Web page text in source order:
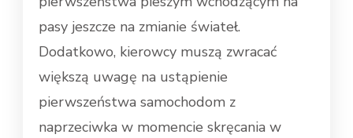
pasy jeszcze na zmianie świateł.
Dodatkowo, kierowcy muszą zwracać
większą uwagę na ustąpienie
pierwszeństwa samochodom z
naprzeciwka w momencie skręcania w